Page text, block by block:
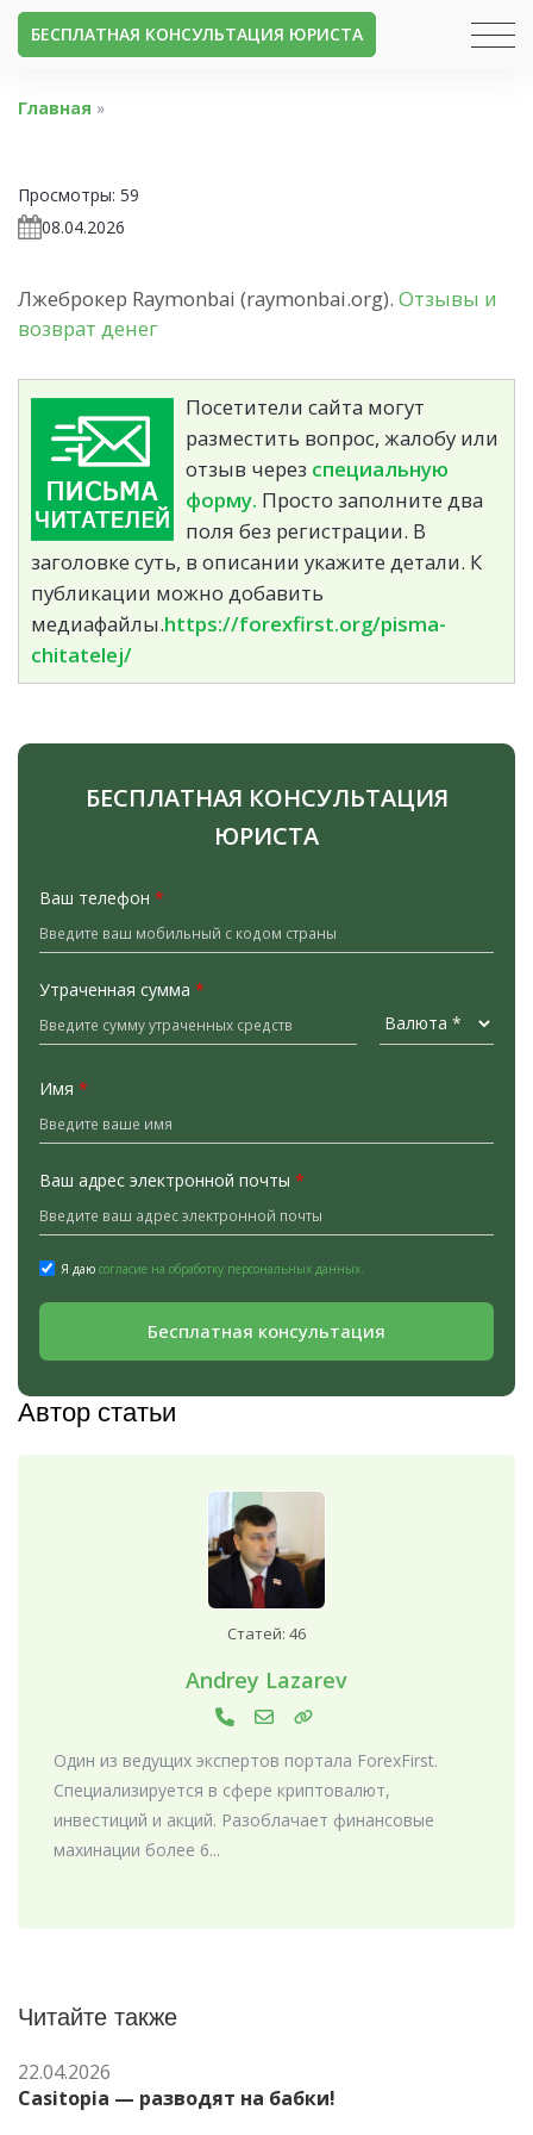
БЕСПЛАТНАЯ КОНСУЛЬТАЦИЯ ЮРИСТА
Главная »
Просмотры: 59
08.04.2026
Лжеброкер Raymonbai (raymonbai.org). Отзывы и
возврат денег
Посетители сайта могут
разместить вопрос, жалобу или
отзыв через специальную
форму. Просто заполните два
поля без регистрации. В
заголовке суть, в описании укажите детали. К
публикации можно добавить
медиафайлы.https://forexfirst.org/pisma-
chitatelej/
БЕСПЛАТНАЯ КОНСУЛЬТАЦИЯ
ЮРИСТА
Ваш телефон *
Утраченная сумма *
Имя *
Ваш адрес электронной почты *
Я даю согласие на обработку персональных данных.
Бесплатная консультация
Автор статьи
Статей: 46
Andrey Lazarev
Один из ведущих экспертов портала ForexFirst.
Специализируется в сфере криптовалют,
инвестиций и акций. Разоблачает финансовые
махинации более 6...
Читайте также
22.04.2026
Casitopia — разводят на бабки!